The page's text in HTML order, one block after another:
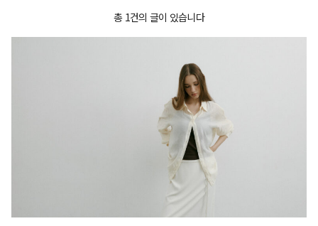
총 1건의 글이 있습니다